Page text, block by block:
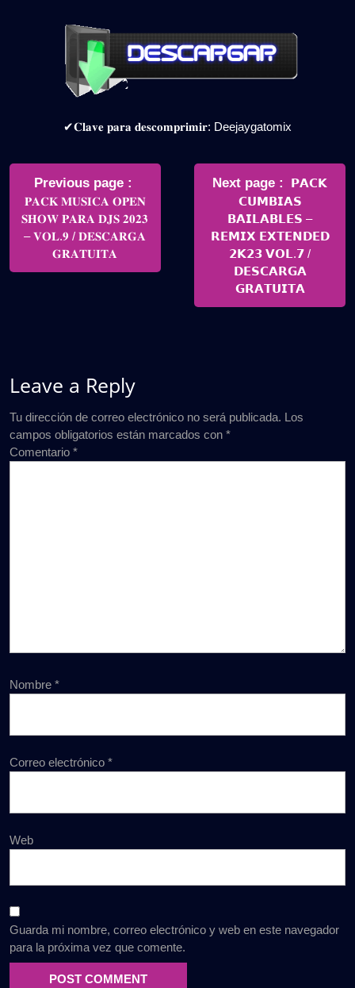
✔𝐂𝐥𝐚𝐯𝐞 𝐩𝐚𝐫𝐚 𝐝𝐞𝐬𝐜𝐨𝐦𝐩𝐫𝐢𝐦𝐢𝐫: Deejaygatomix
Navegación
entradas
Previous page
Posts
𝐏𝐀𝐂𝐊 𝐌𝐔𝐒𝐈𝐂𝐀 𝐎𝐏𝐄𝐍
𝐒𝐇𝐎𝐖 𝐏𝐀𝐑𝐀 𝐃𝐉𝐒 𝟐𝟎𝟐𝟑
– 𝐕𝐎𝐋.𝟗 / 𝐃𝐄𝐒𝐂𝐀𝐑𝐆𝐀
𝐆𝐑𝐀𝐓𝐔𝐈𝐓𝐀
Next page
Newer
Posts
𝗣𝗔𝗖𝗞
𝗖𝗨𝗠𝗕𝗜𝗔𝗦
𝗕𝗔𝗜𝗟𝗔𝗕𝗟𝗘𝗦 –
𝗥𝗘𝗠𝗜𝗫 𝗘𝗫𝗧𝗘𝗡𝗗𝗘𝗗
𝟮𝗞𝟮𝟯 𝗩𝗢𝗟.𝟳 /
𝗗𝗘𝗦𝗖𝗔𝗥𝗚𝗔
𝗚𝗥𝗔𝗧𝗨𝗜𝗧𝗔
Leave a Reply
Tu dirección de correo electrónico no será publicada. Los
campos obligatorios están marcados con *
Comentario *
Nombre *
Correo electrónico *
Web
Guarda mi nombre, correo electrónico y web en este navegador
para la próxima vez que comente.